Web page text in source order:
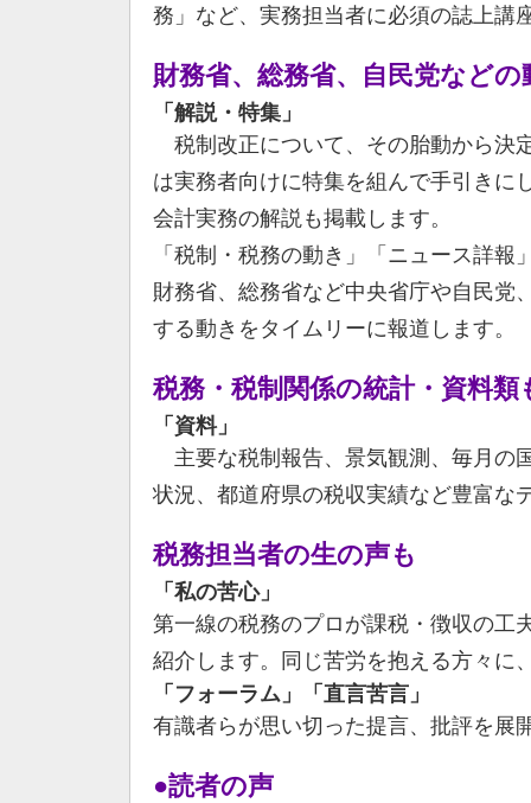
務」など、実務担当者に必須の誌上講
財務省、総務省、自民党など
「解説・特集」
税制改正について、その胎動から決
は実務者向けに特集を組んで手引きに
会計実務の解説も掲載します。
「税制・税務の動き」「ニュース詳報
財務省、総務省など中央省庁や自民党
する動きをタイムリーに報道します。
税務・税制関係の統計・資料類
「資料」
主要な税制報告、景気観測、毎月の
状況、都道府県の税収実績など豊富な
税務担当者の生の声も
「私の苦心」
第一線の税務のプロが課税・徴収の工
紹介します。同じ苦労を抱える方々に
「フォーラム」「直言苦言」
有識者らが思い切った提言、批評を展
●読者の声